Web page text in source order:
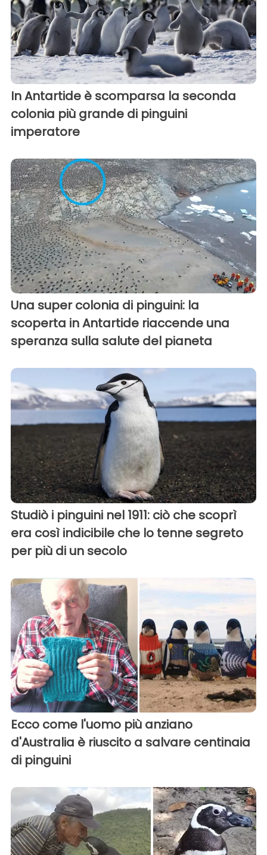
In Antartide è scomparsa la seconda
colonia più grande di pinguini
imperatore
Una super colonia di pinguini: la
scoperta in Antartide riaccende una
speranza sulla salute del pianeta
Studiò i pinguini nel 1911: ciò che scoprì
era così indicibile che lo tenne segreto
per più di un secolo
Ecco come l'uomo più anziano
d'Australia è riuscito a salvare centinaia
di pinguini